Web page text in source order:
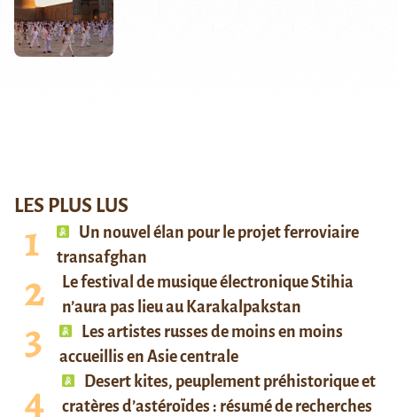
LES PLUS LUS
Un nouvel élan pour le projet ferroviaire
transafghan
Le festival de musique électronique Stihia
n’aura pas lieu au Karakalpakstan
Les artistes russes de moins en moins
accueillis en Asie centrale
Desert kites, peuplement préhistorique et
cratères d’astéroïdes : résumé de recherches